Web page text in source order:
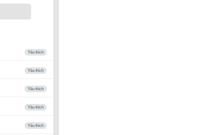
Yêu thích
Yêu thích
Yêu thích
Yêu thích
Yêu thích